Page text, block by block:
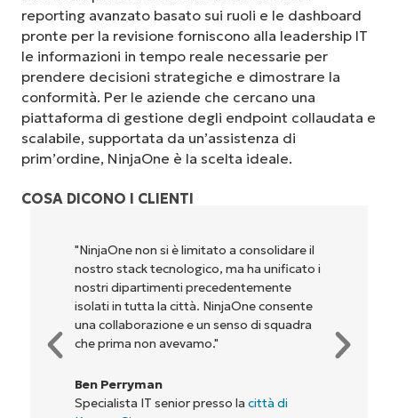
reporting avanzato basato sui ruoli e le dashboard
pronte per la revisione forniscono alla leadership IT
le informazioni in tempo reale necessarie per
prendere decisioni strategiche e dimostrare la
conformità. Per le aziende che cercano una
piattaforma di gestione degli endpoint collaudata e
scalabile, supportata da un’assistenza di
prim’ordine, NinjaOne è la scelta ideale.
COSA DICONO I CLIENTI
"NinjaOne non si è limitato a consolidare il
nostro stack tecnologico, ma ha unificato i
nostri dipartimenti precedentemente
isolati in tutta la città. NinjaOne consente
una collaborazione e un senso di squadra
che prima non avevamo."
Ben Perryman
Specialista IT senior presso la città di